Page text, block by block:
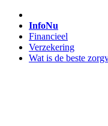
InfoNu
Financieel
Verzekering
Wat is de beste